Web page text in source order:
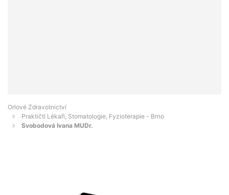
Orlové Zdravotnictví
Praktičtí Lékaři, Stomatologie, Fyzioterapie - Brno
Svobodová Ivana MUDr.